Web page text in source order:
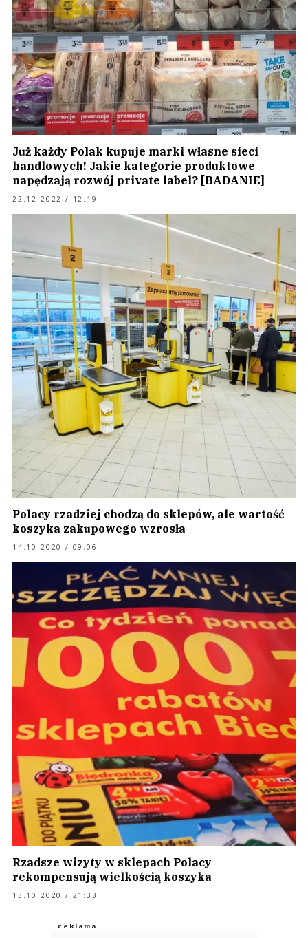
Już każdy Polak kupuje marki własne sieci
handlowych! Jakie kategorie produktowe
napędzają rozwój private label? [BADANIE]
22.12.2022 / 12:19
Polacy rzadziej chodzą do sklepów, ale wartość
koszyka zakupowego wzrosła
14.10.2020 / 09:06
Rzadsze wizyty w sklepach Polacy
rekompensują wielkością koszyka
13.10.2020 / 21:33